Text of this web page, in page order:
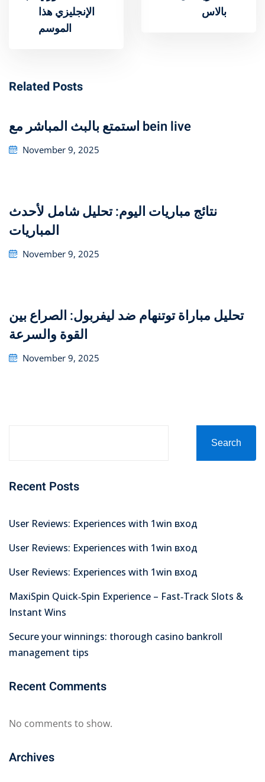
الإنجليزي هذا
الموسم
بالاس
Related Posts
استمتع بالبث المباشر مع bein live
Posted
November 9, 2025
نتائج مباريات اليوم: تحليل شامل لأحدث
المباريات
Posted
November 9, 2025
تحليل مباراة توتنهام ضد ليفربول: الصراع بين
القوة والسرعة
Posted
November 9, 2025
Search
Recent Posts
User Reviews: Experiences with 1win вход
User Reviews: Experiences with 1win вход
User Reviews: Experiences with 1win вход
MaxiSpin Quick‑Spin Experience – Fast‑Track Slots &
Instant Wins
Secure your winnings: thorough casino bankroll
management tips
Recent Comments
No comments to show.
Archives